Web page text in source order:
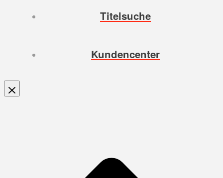
Titelsuche
Kundencenter